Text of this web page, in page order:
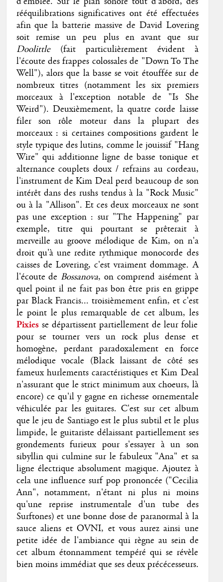
rééquilibrations significatives ont été effectuées
afin que la batterie massive de David Lovering
soit remise un peu plus en avant que sur
Doolittle (fait particulièrement évident à
l'écoute des frappes colossales de "Down To The
Well"), alors que la basse se voit étouffée sur de
nombreux titres (notamment les six premiers
morceaux à l'exception notable de "Is She
Weird"). Deuxièmement, la quatre corde laisse
filer son rôle moteur dans la plupart des
morceaux : si certaines compositions gardent le
style typique des lutins, comme le jouissif "Hang
Wire" qui additionne ligne de basse tonique et
alternance couplets doux / refrains au cordeau,
l'instrument de Kim Deal perd beaucoup de son
intérêt dans des rushs tendus à la "Rock Music"
ou à la "Allison". Et ces deux morceaux ne sont
pas une exception : sur "The Happening" par
exemple, titre qui pourtant se prêterait à
merveille au groove mélodique de Kim, on n'a
droit qu'à une redite rythmique monocorde des
caisses de Lovering, c'est vraiment dommage. A
l'écoute de Bossanova, on comprend aisément à
quel point il ne fait pas bon être pris en grippe
par Black Francis... troisièmement enfin, et c'est
le point le plus remarquable de cet album, les
Pixies se départissent partiellement de leur folie
pour se tourner vers un rock plus dense et
homogène, perdant paradoxalement en force
mélodique vocale (Black laissant de côté ses
fameux hurlements caractéristiques et Kim Deal
n'assurant que le strict minimum aux choeurs, là
encore) ce qu'il y gagne en richesse ornementale
véhiculée par les guitares. C'est sur cet album
que le jeu de Santiago est le plus subtil et le plus
limpide, le guitariste délaissant partiellement ses
grondements furieux pour s'essayer à un son
sibyllin qui culmine sur le fabuleux "Ana" et sa
ligne électrique absolument magique. Ajoutez à
cela une influence surf pop prononcée ("Cecilia
Ann", notamment, n'étant ni plus ni moins
qu'une reprise instrumentale d'un tube des
Surftones) et une bonne dose de paranormal à la
sauce aliens et OVNI, et vous aurez ainsi une
petite idée de l'ambiance qui règne au sein de
cet album étonnamment tempéré qui se révèle
bien moins immédiat que ses deux précécesseurs.